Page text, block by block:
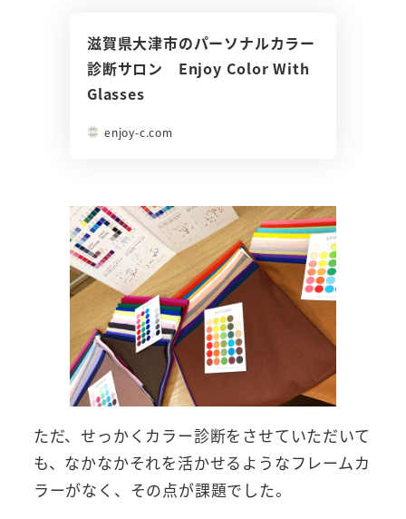
滋賀県大津市のパーソナルカラー
診断サロン Enjoy Color With
Glasses
enjoy-c.com
ただ、せっかくカラー診断をさせていただいて
も、なかなかそれを活かせるようなフレームカ
ラーがなく、その点が課題でした。